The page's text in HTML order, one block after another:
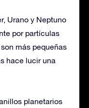
Urano y Neptuno
por partículas
más pequeñas
hace lucir una
planetarios